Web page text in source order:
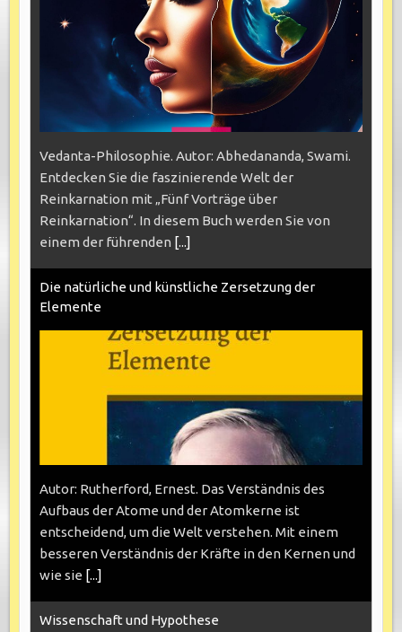
Vedanta-Philosophie. Autor: Abhedananda, Swami.
Entdecken Sie die faszinierende Welt der
Reinkarnation mit „Fünf Vorträge über
Reinkarnation“. In diesem Buch werden Sie von
einem der führenden [...]
Die natürliche und künstliche Zersetzung der
Elemente
Autor: Rutherford, Ernest. Das Verständnis des
Aufbaus der Atome und der Atomkerne ist
entscheidend, um die Welt verstehen. Mit einem
besseren Verständnis der Kräfte in den Kernen und
wie sie [...]
Wissenschaft und Hypothese